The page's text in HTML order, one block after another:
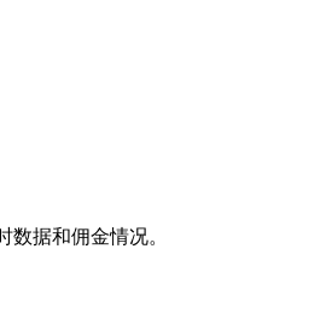
据和佣金情况。